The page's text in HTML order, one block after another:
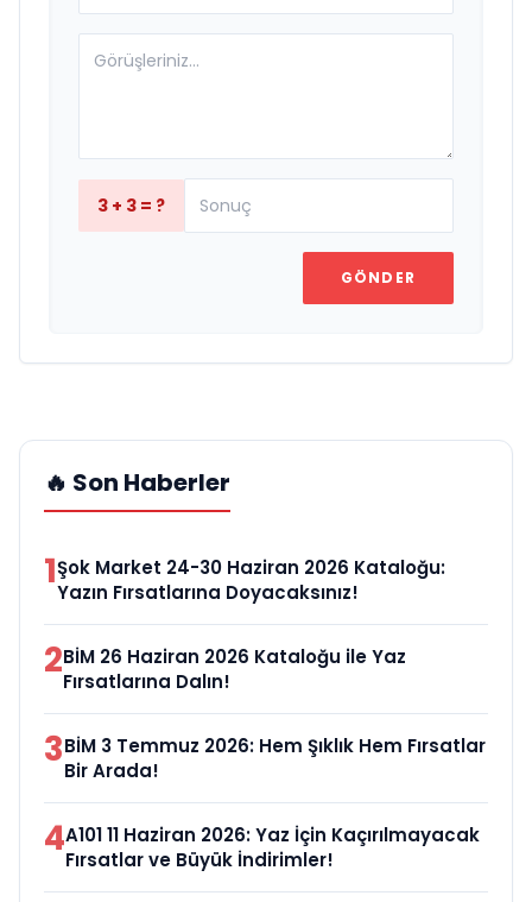
3 + 3 = ?
GÖNDER
🔥 Son Haberler
1Şok Market 24-30 Haziran 2026 Kataloğu:
Yazın Fırsatlarına Doyacaksınız!
2BİM 26 Haziran 2026 Kataloğu ile Yaz
Fırsatlarına Dalın!
3BİM 3 Temmuz 2026: Hem Şıklık Hem Fırsatlar
Bir Arada!
4A101 11 Haziran 2026: Yaz İçin Kaçırılmayacak
Fırsatlar ve Büyük İndirimler!